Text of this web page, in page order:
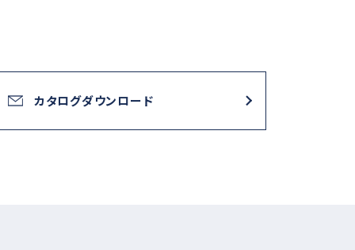
カタログダウンロード